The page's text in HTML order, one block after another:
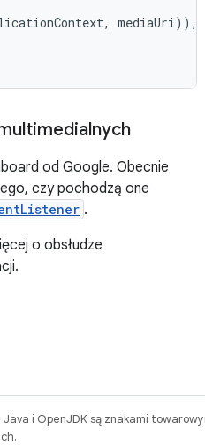
, mediaUri)),
od Google. Obecnie
czy pochodzą one
.
o obsłudze
Java i OpenJDK są znakami